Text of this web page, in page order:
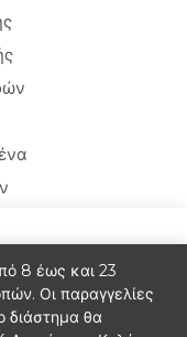
8 έως και 23
Οι παραγγελίες
διάστημα θα
για να βελτιώσουμε
εντάξει με αυτό.
Πληροφορίες